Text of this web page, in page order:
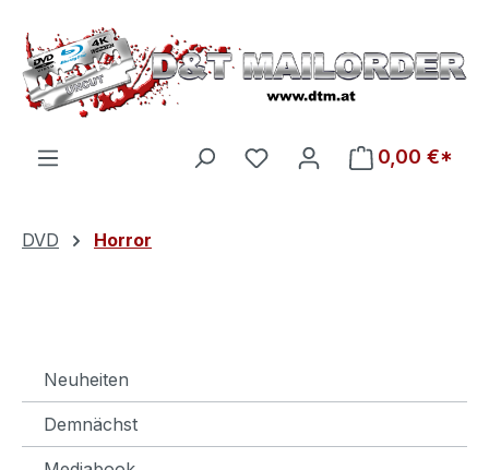
Zum Hauptinhalt springen
Du hast 0 Produkte auf
0,00 €*
DVD Horror
Neuheiten
Demnächst